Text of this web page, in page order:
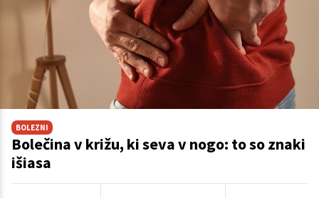
BOLEZNI
Bolečina v križu, ki seva v nogo: to so znaki
išiasa